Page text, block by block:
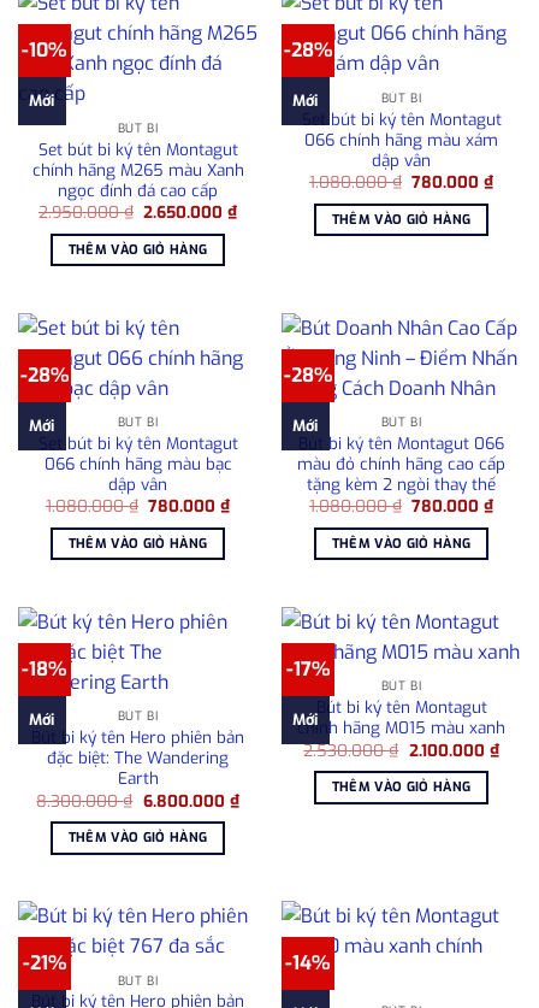
-10%
Mới
BÚT BI
Set bút bi ký tên Montagut
chính hãng M265 màu Xanh
ngọc đính đá cao cấp
2.950.000₫ Giá
là:
2.950.000 ₫.
2.650.000₫Giá
hiện
THÊM VÀO GIỎ HÀNG
-28%
Mới BÚT BI
Set bút bi ký tên Montagut
066 chính hãng màu xám
dập vân
1.080.000₫ Giá
là:
1.080.000 ₫.
780.000₫Giá
hiện
THÊM VÀO GIỎ HÀNG
-28%
Mới BÚT BI
Set bút bi ký tên Montagut
066 chính hãng màu bạc
dập vân
1.080.000₫ Giá
là:
1.080.000 ₫.
780.000₫Giá
hiện
THÊM VÀO GIỎ HÀNG
-28%
Mới BÚT BI
Bút bi ký tên Montagut 066
màu đỏ chính hãng cao cấp
tặng kèm 2 ngòi thay thế
1.080.000₫ Giá
là:
1.080.000 ₫.
780.000₫Giá
hiện
THÊM VÀO GIỎ HÀNG
-18%
Mới BÚT BI
Bút bi ký tên Hero phiên bản
đặc biệt: The Wandering
Earth
8.300.000₫ Giá
là:
8.300.000 ₫.
6.800.000 ₫Giá
hiện
THÊM VÀO GIỎ HÀNG
-17%
Mới
BÚT BI
Bút bi ký tên Montagut
chính hãng M015 màu xanh
2.530.000₫ Giá
là:
2.530.000 ₫.
2.100.000 ₫Giá
hiện
THÊM VÀO GIỎ HÀNG
-21%
BÚT BI
Bút bi ký tên Hero phiên bản
-14%